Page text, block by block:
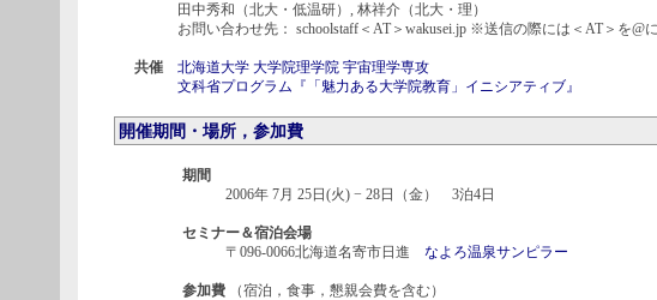
田中秀和（北大・低温研）, 林祥介（北大・理）
お問い合わせ先： schoolstaff＜AT＞wakusei.jp ※送信の際には＜AT＞を@に
共催 北海道大学 大学院理学院 宇宙理学専攻
文科省プログラム『「魅力ある大学院教育」イニシアティブ』
開催期間・場所，参加費
期間
2006年 7月 25日(火) − 28日（金） 3泊4日
セミナー＆宿泊会場
〒096-0066北海道名寄市日進 なよろ温泉サンピラー
参加費 （宿泊，食事，懇親会費を含む）